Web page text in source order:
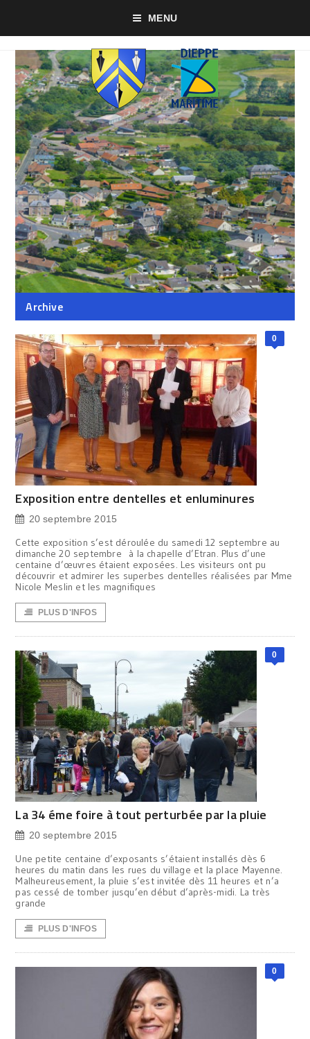
MENU
Archive
0
Exposition entre dentelles et enluminures
20 septembre 2015
Cette exposition s’est déroulée du samedi 12 septembre au
dimanche 20 septembre à la chapelle d’Etran. Plus d’une
centaine d’œuvres étaient exposées. Les visiteurs ont pu
découvrir et admirer les superbes dentelles réalisées par Mme
Nicole Meslin et les magnifiques
PLUS D'INFOS
0
La 34 éme foire à tout perturbée par la pluie
20 septembre 2015
Une petite centaine d’exposants s’étaient installés dès 6
heures du matin dans les rues du village et la place Mayenne.
Malheureusement, la pluie s’est invitée dès 11 heures et n’a
pas cessé de tomber jusqu’en début d’après-midi. La très
grande
PLUS D'INFOS
0